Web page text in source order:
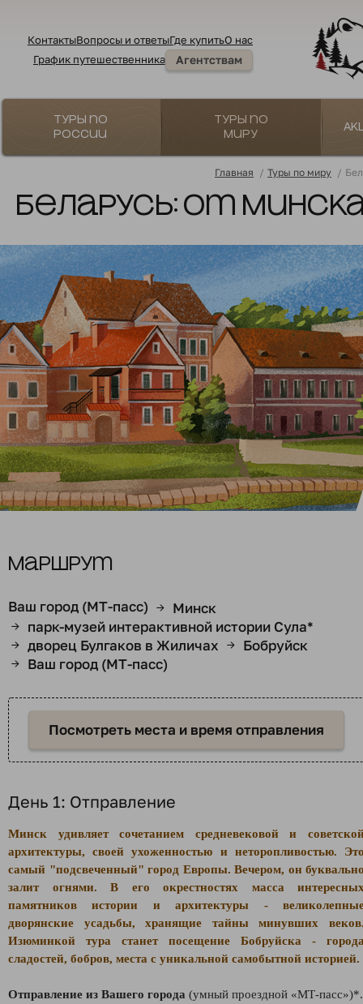
КонтактыВопросы и ответыГде купитьО нас
График путешественника
Агентствам
Туры по
России
Туры по
миру
Главная / Туры по миру /
Беларусь: от
Маршрут
Ваш город (МТ-пасс) → Минск
→ парк-музей интерактивной истории Сула*
→ дворец Булгаков в Жиличах → Бобруйск
→ Ваш город (МТ-пасс)
Посмотреть места и время отправления
День 1: Отправление
Минск удивляет сочетанием средневековой и
архитектуры, своей ухоженностью и неторопливостью.
самый "подсвеченный" город Европы. Вечером, он
залит огнями. В его окрестностях масса
памятников истории и архитектуры -
дворянские усадьбы, хранящие тайны минувших
Изюминкой тура станет посещение Бобруйска -
сладостей, бобров, места с уникальной самобытной историей.
Отправление из Вашего города (умный проездной «МТ-пасс»)*.